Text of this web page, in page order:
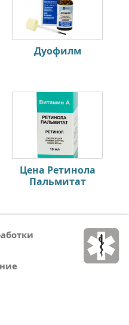
Дуофилм
Цена Ретинола
Пальмитат